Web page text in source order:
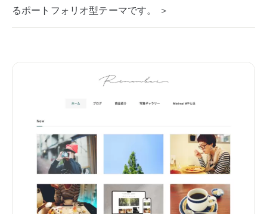
るポートフォリオ型テーマです。 ＞